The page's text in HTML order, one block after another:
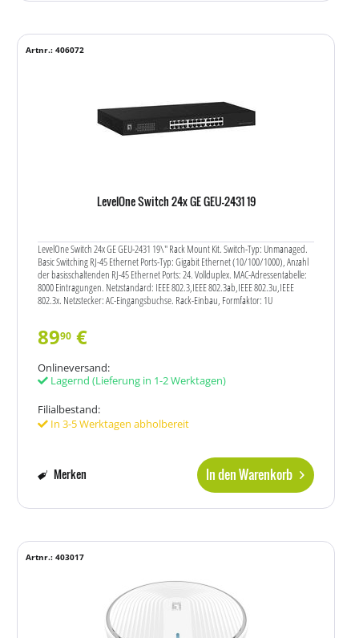
LevelOne Switch 24x GE GEU-2431 19
LevelOne Switch 24x GE GEU-2431 19\" Rack Mount Kit. Switch-Typ: Unmanaged.
Basic Switching RJ-45 Ethernet Ports-Typ: Gigabit Ethernet (10/100/1000), Anzahl
der basisschaltenden RJ-45 Ethernet Ports: 24. Vollduplex. MAC-Adressentabelle:
8000 Eintragungen. Netzstandard: IEEE 802.3,IEEE 802.3ab,IEEE 802.3u,IEEE
802.3x. Netzstecker: AC-Eingangsbuchse. Rack-Einbau, Formfaktor: 1U
Artnr.: 406072
8990 €
Onlineversand:
Lagernd (Lieferung in 1-2 Werktagen)
Filialbestand:
In 3-5 Werktagen abholbereit
In den Warenkorb
Merken
Artnr.: 403017